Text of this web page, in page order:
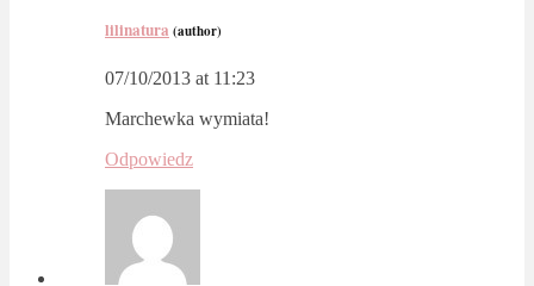
lilinatura (author)
07/10/2013 at 11:23
Marchewka wymiata!
Odpowiedz